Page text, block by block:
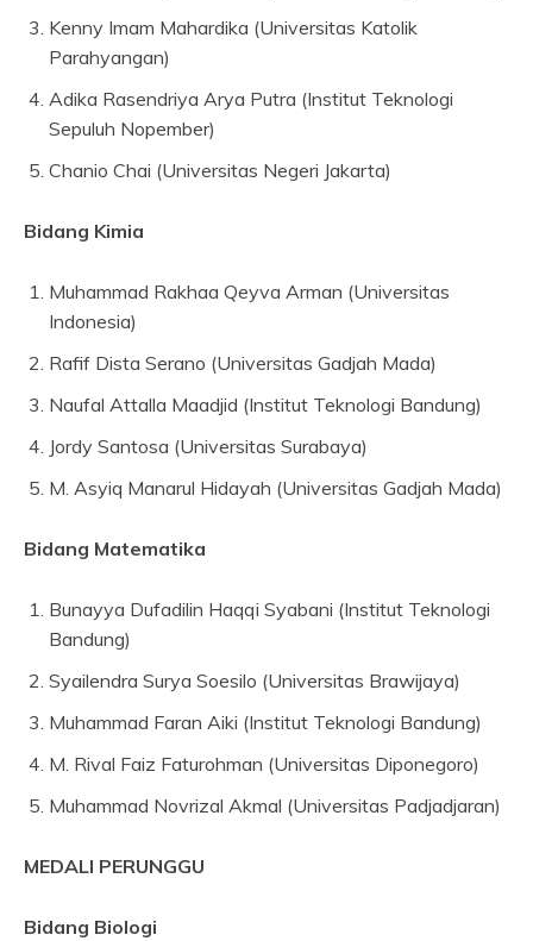
Kenny Imam Mahardika (Universitas Katolik
Parahyangan)
Adika Rasendriya Arya Putra (Institut Teknologi
Sepuluh Nopember)
Chanio Chai (Universitas Negeri Jakarta)
Bidang Kimia
Muhammad Rakhaa Qeyva Arman (Universitas
Indonesia)
Rafif Dista Serano (Universitas Gadjah Mada)
Naufal Attalla Maadjid (Institut Teknologi Bandung)
Jordy Santosa (Universitas Surabaya)
M. Asyiq Manarul Hidayah (Universitas Gadjah Mada)
Bidang Matematika
Bunayya Dufadilin Haqqi Syabani (Institut Teknologi
Bandung)
Syailendra Surya Soesilo (Universitas Brawijaya)
Muhammad Faran Aiki (Institut Teknologi Bandung)
M. Rival Faiz Faturohman (Universitas Diponegoro)
Muhammad Novrizal Akmal (Universitas Padjadjaran)
MEDALI PERUNGGU
Bidang Biologi